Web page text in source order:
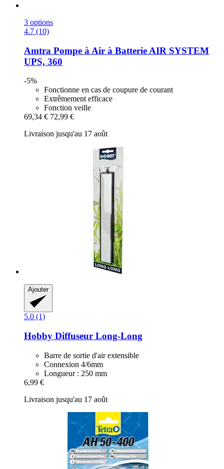
3 options
4.7 (10)
Amtra Pompe à Air à Batterie AIR SYSTEM
UPS, 360
-5%
Fonctionne en cas de coupure de courant
Extrêmement efficace
Fonction veille
69,34 € 72,99 €
Livraison jusqu'au 17 août
Ajouter
5.0 (1)
Hobby Diffuseur Long-​Long
Barre de sortie d'air extensible
Connexion 4/6mm
Longueur : 250 mm
6,99 €
Livraison jusqu'au 17 août